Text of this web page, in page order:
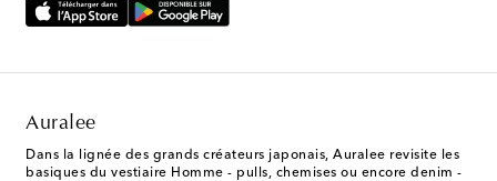
Auralee
Dans la lignée des grands créateurs japonais, Auralee revisite les
basiques du vestiaire Homme - pulls, chemises ou encore denim -